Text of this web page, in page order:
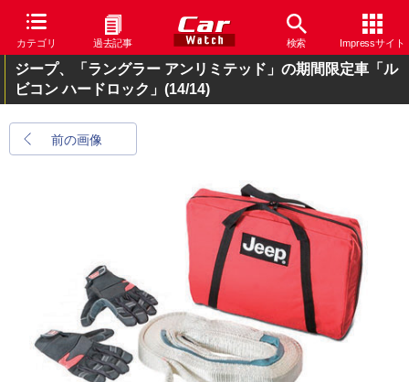
カテゴリ 過去記事 検索 Impressサイト
ジープ、「ラングラー アンリミテッド」の期間限定車「ル
ビコン ハードロック」 (14/14)
前の画像